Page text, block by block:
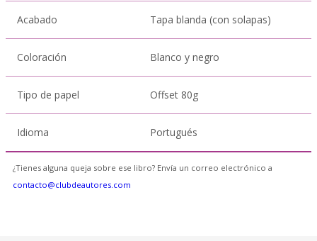
Acabado Tapa blanda (con solapas)
Coloración Blanco y negro
Tipo de papel Offset 80g
Idioma Portugués
¿Tienes alguna queja sobre ese libro? Envía un correo electrónico a
contacto@clubdeautores.com